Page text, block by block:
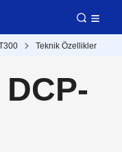
Teknik Özellikler